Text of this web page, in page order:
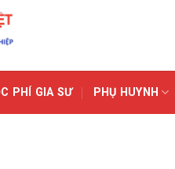
PHÍ GIA SƯ PHỤ HUYNH